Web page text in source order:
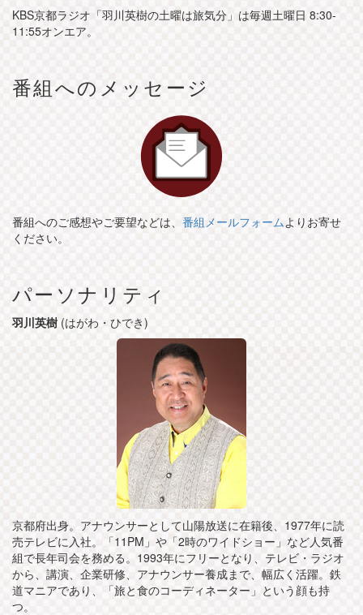
KBS京都ラジオ「羽川英樹の土曜は旅気分」は毎週土曜日 8:30-
11:55オンエア。
番組へのメッセージ
番組へのご感想やご要望などは、 番組メールフォームよりお寄せ
ください。
パーソナリティ
羽川英樹 (はがわ・ひでき)
京都府出身。アナウンサーとして山陽放送に在籍後、1977年に読
売テレビに入社。「11PM」や「2時のワイドショー」など人気番
組で長年司会を務める。1993年にフリーとなり、テレビ・ラジオ
から、講演、企業研修、アナウンサー養成まで、幅広く活躍。鉄
道マニアであり、「旅と食のコーディネーター」という顔も持
つ。